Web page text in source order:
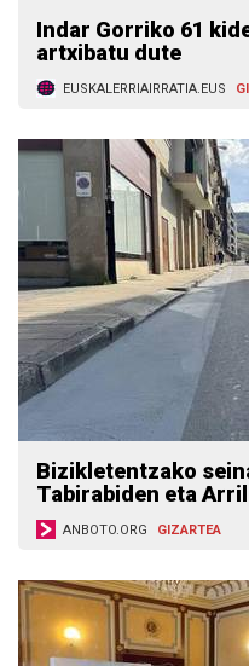
Indar Gorriko 61
artxibatu dute
EUSKALERRIAIRRATIA.EUS
Bizikletentzako
Tabirabiden eta
ANBOTO.ORG GIZARTEA